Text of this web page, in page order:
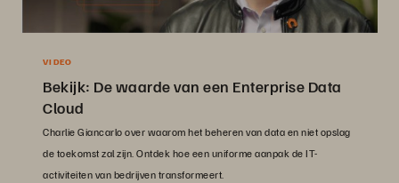
VIDEO
Bekijk: De waarde van een Enterprise Data
Cloud
Charlie Giancarlo over waarom het beheren van data en niet opslag
de toekomst zal zijn. Ontdek hoe een uniforme aanpak de IT-
activiteiten van bedrijven transformeert.